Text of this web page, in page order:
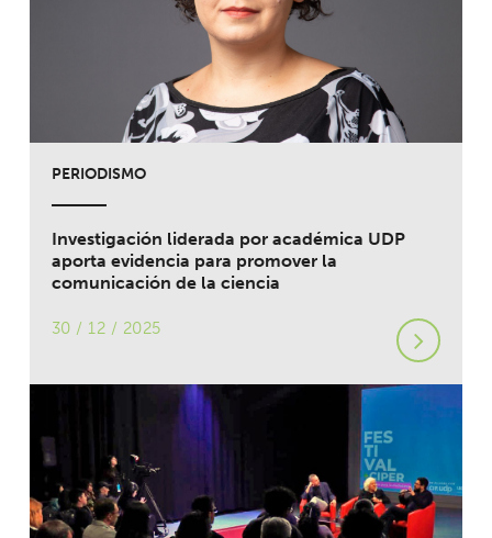
PERIODISMO
Investigación liderada por académica UDP
aporta evidencia para promover la
comunicación de la ciencia
30 / 12 / 2025